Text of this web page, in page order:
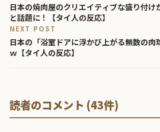
日本の焼肉屋のクリエイティブな盛り付け
と話題に！【タイ人の反応】
NEXT POST
日本の「浴室ドアに浮かび上がる無数の
ｗ【タイ人の反応】
読者のコメント (43件)